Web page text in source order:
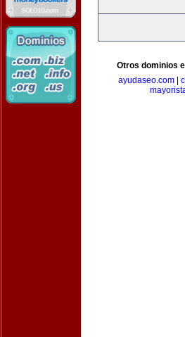
Otros dominios
ayudaseo.com